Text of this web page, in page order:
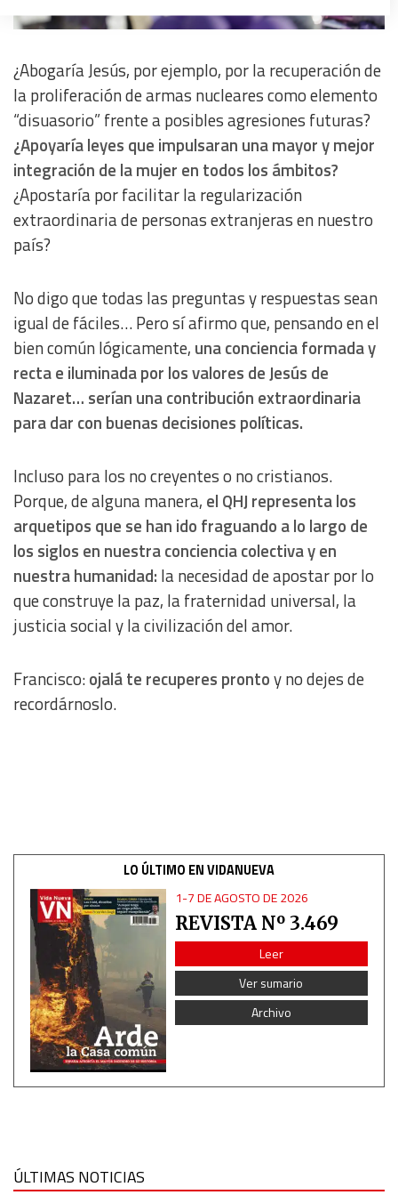
¿Abogaría Jesús, por ejemplo, por la recuperación de
la proliferación de armas nucleares como elemento
“disuasorio” frente a posibles agresiones futuras?
¿Apoyaría leyes que impulsaran una mayor y mejor
integración de la mujer en todos los ámbitos?
¿Apostaría por facilitar la regularización
extraordinaria de personas extranjeras en nuestro
país?
No digo que todas las preguntas y respuestas sean
igual de fáciles… Pero sí afirmo que, pensando en el
bien común lógicamente, una conciencia formada y
recta e iluminada por los valores de Jesús de
Nazaret… serían una contribución extraordinaria
para dar con buenas decisiones políticas.
Incluso para los no creyentes o no cristianos.
Porque, de alguna manera, el QHJ representa los
arquetipos que se han ido fraguando a lo largo de
los siglos en nuestra conciencia colectiva y en
nuestra humanidad: la necesidad de apostar por lo
que construye la paz, la fraternidad universal, la
justicia social y la civilización del amor.
Francisco:ojalá te recuperes prontoy no dejes de
recordárnoslo.
LO ÚLTIMO EN VIDANUEVA
1-7 DE AGOSTO DE 2026
REVISTA Nº 3.469
Leer
Ver sumario
Archivo
ÚLTIMAS NOTICIAS
Create profiles to personalise content
Use profiles to select personalised content
Measure advertising performance
Measure content performance
Understand audiences through statistics or combinations
of data from different sources
Develop and improve services
Use limited data to select content
IAB Special Features:
Use precise geolocation data
Non-IAB processing purposes:
Essential
Analytical
Functional
Advertising